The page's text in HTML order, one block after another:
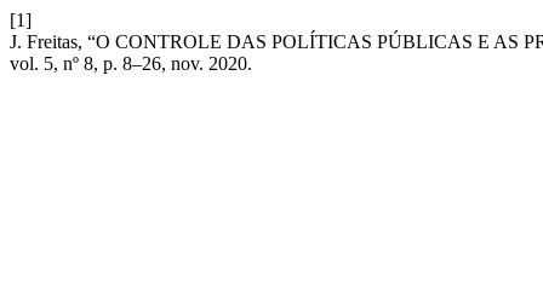
[1]
J. Freitas, “O CONTROLE DAS POLÍTICAS PÚBLICAS E
vol. 5, nº 8, p. 8–26, nov. 2020.